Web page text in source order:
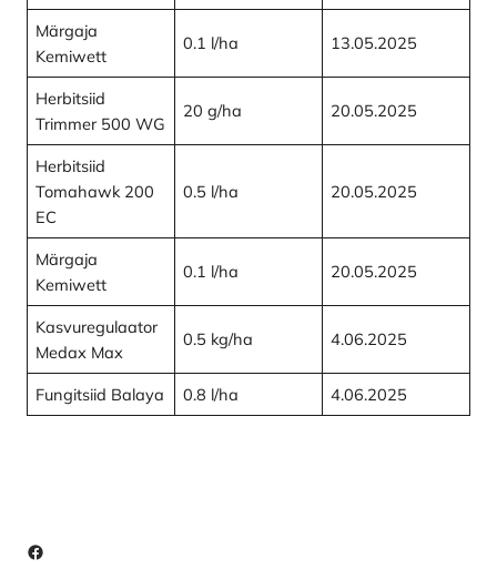
Märgaja
Kemiwett
0.1 l/ha 13.05.2025
Herbitsiid
Trimmer 500 WG
20 g/ha 20.05.2025
Herbitsiid
Tomahawk 200
EC
0.5 l/ha 20.05.2025
Märgaja
Kemiwett
0.1 l/ha 20.05.2025
Kasvuregulaator
Medax Max
0.5 kg/ha 4.06.2025
Fungitsiid Balaya 0.8 l/ha 4.06.2025
Facebook